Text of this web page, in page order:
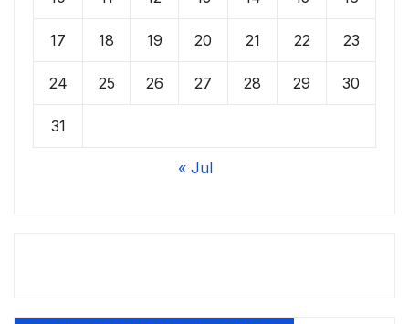
17 18 19 20 21 22 23
24 25 26 27 28 29 30
31
« Jul